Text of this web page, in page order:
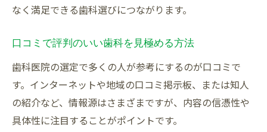
歯科医院選びで参考にしたい口コミ項目
評判のいい歯科を見極めるコツ
評判のいい歯科医院の特徴をチェック
富士宮市で評判の良い歯医者の選び方
ヤブ 歯医者 リストで失敗を防ぐ方法
なく満足できる歯科選びにつながります。
口コミで評判のいい歯科を見極める方法
歯科医院の選定で多くの人が参考にするのが口コミで
す。インターネットや地域の口コミ掲示板、または知人
の紹介など、情報源はさまざまですが、内容の信憑性や
具体性に注目することがポイントです。